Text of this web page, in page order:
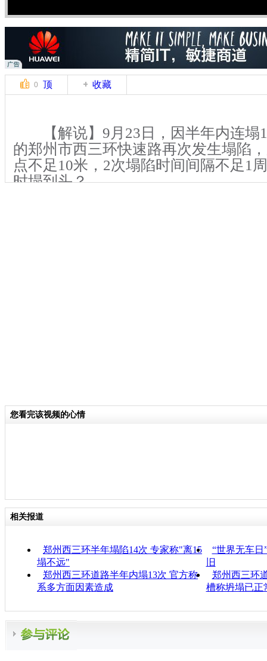
0 顶 收藏
【解说】9月23日，因半年内连塌
的郑州市西三环快速路再次发生塌陷
点不足10米，2次塌陷时间间隔不足1
时塌到头？
责
您看完该视频的心情
相关报道
郑州西三环半年塌陷14次 专家称"离15
塌不远"
“世界无车日
旧
郑州西三环道路半年内塌13次 官方称
系多方面因素造成
郑州西三环
槽称坍塌已正